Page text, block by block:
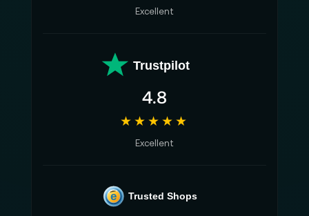
Excellent
Trustpilot
4.8
★★★★★
Excellent
e Trusted Shops